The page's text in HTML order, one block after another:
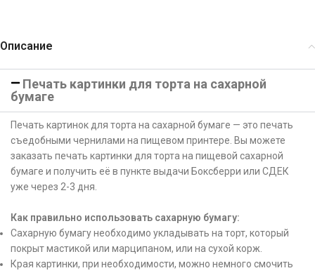
Описание
Печать картинки для торта на сахарной
бумаге
Печать картинок для торта на сахарной бумаге — это печать
съедобными чернилами на пищевом принтере. Вы можете
заказать печать картинки для торта на пищевой сахарной
бумаге и получить её в пункте выдачи Боксберри или СДЕК
уже через 2-3 дня.
Как правильно использовать сахарную бумагу:
Сахарную бумагу необходимо укладывать на торт, который
покрыт мастикой или марципаном, или на сухой корж.
Края картинки, при необходимости, можно немного смочить